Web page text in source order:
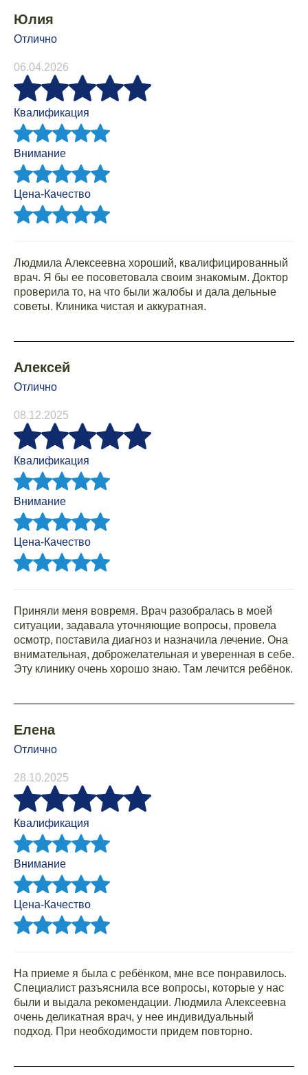
Юлия
Отлично
06.04.2026
Квалификация
Внимание
Цена-Качество
Людмила Алексеевна хороший, квалифицированный
врач. Я бы ее посоветовала своим знакомым. Доктор
проверила то, на что были жалобы и дала дельные
советы. Клиника чистая и аккуратная.
Алексей
Отлично
08.12.2025
Квалификация
Внимание
Цена-Качество
Приняли меня вовремя. Врач разобралась в моей
ситуации, задавала уточняющие вопросы, провела
осмотр, поставила диагноз и назначила лечение. Она
внимательная, доброжелательная и уверенная в себе.
Эту клинику очень хорошо знаю. Там лечится ребёнок.
Елена
Отлично
28.10.2025
Квалификация
Внимание
Цена-Качество
На приеме я была с ребёнком, мне все понравилось.
Специалист разъяснила все вопросы, которые у нас
были и выдала рекомендации. Людмила Алексеевна
очень деликатная врач, у нее индивидуальный
подход. При необходимости придем повторно.